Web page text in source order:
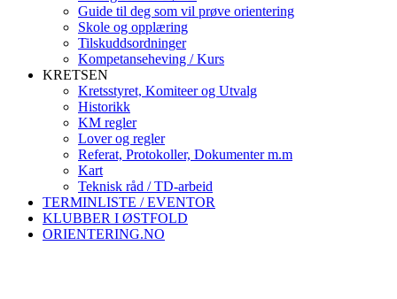
Guide til deg som vil prøve orientering
Skole og opplæring
Tilskuddsordninger
Kompetanseheving / Kurs
KRETSEN
Kretsstyret, Komiteer og Utvalg
Historikk
KM regler
Lover og regler
Referat, Protokoller, Dokumenter m.m
Kart
Teknisk råd / TD-arbeid
TERMINLISTE / EVENTOR
KLUBBER I ØSTFOLD
ORIENTERING.NO